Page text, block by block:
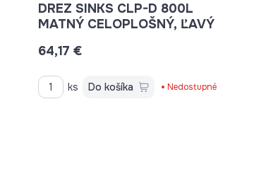
DREZ SINKS CLP-D 800L
MATNÝ CELOPLOŠNÝ, ĽAVÝ
64,17 €
ks Do košíka Nedostupné